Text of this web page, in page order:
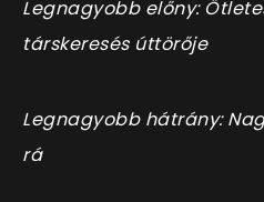
Legnagyobb előny:
társkeresés úttörője
Legnagyobb hátrány:
rá